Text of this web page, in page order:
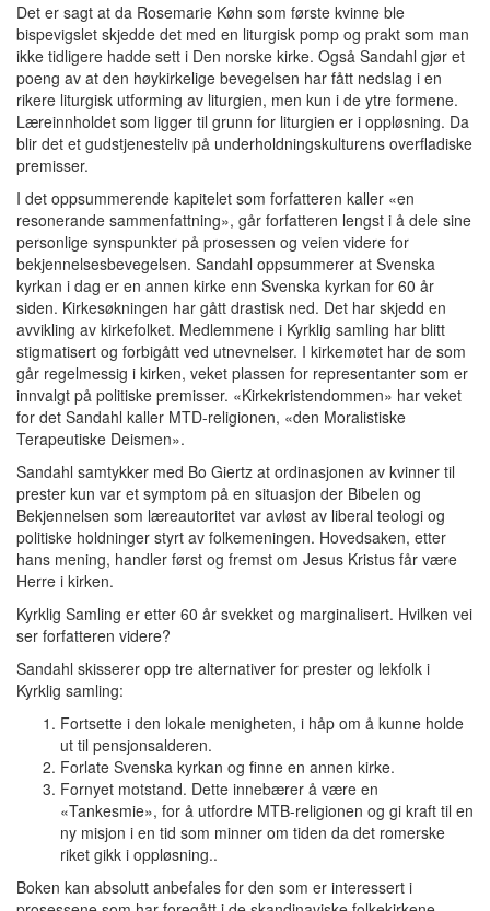
Det er sagt at da Rosemarie Køhn som første kvinne ble
bispevigslet skjedde det med en liturgisk pomp og prakt som man
ikke tidligere hadde sett i Den norske kirke. Også Sandahl gjør et
poeng av at den høykirkelige bevegelsen har fått nedslag i en
rikere liturgisk utforming av liturgien, men kun i de ytre formene.
Læreinnholdet som ligger til grunn for liturgien er i oppløsning. Da
blir det et gudstjenesteliv på underholdningskulturens overfladiske
premisser.
I det oppsummerende kapitelet som forfatteren kaller «en
resonerande sammenfattning», går forfatteren lengst i å dele sine
personlige synspunkter på prosessen og veien videre for
bekjennelsesbevegelsen. Sandahl oppsummerer at Svenska
kyrkan i dag er en annen kirke enn Svenska kyrkan for 60 år
siden. Kirkesøkningen har gått drastisk ned. Det har skjedd en
avvikling av kirkefolket. Medlemmene i Kyrklig samling har blitt
stigmatisert og forbigått ved utnevnelser. I kirkemøtet har de som
går regelmessig i kirken, veket plassen for representanter som er
innvalgt på politiske premisser. «Kirkekristendommen» har veket
for det Sandahl kaller MTD-religionen, «den Moralistiske
Terapeutiske Deismen».
Sandahl samtykker med Bo Giertz at ordinasjonen av kvinner til
prester kun var et symptom på en situasjon der Bibelen og
Bekjennelsen som læreautoritet var avløst av liberal teologi og
politiske holdninger styrt av folkemeningen. Hovedsaken, etter
hans mening, handler først og fremst om Jesus Kristus får være
Herre i kirken.
Kyrklig Samling er etter 60 år svekket og marginalisert. Hvilken vei
ser forfatteren videre?
Sandahl skisserer opp tre alternativer for prester og lekfolk i
Kyrklig samling:
Fortsette i den lokale menigheten, i håp om å kunne holde
ut til pensjonsalderen.
Forlate Svenska kyrkan og finne en annen kirke.
Fornyet motstand. Dette innebærer å være en
«Tankesmie», for å utfordre MTB-religionen og gi kraft til en
ny misjon i en tid som minner om tiden da det romerske
riket gikk i oppløsning..
Boken kan absolutt anbefales for den som er interessert i